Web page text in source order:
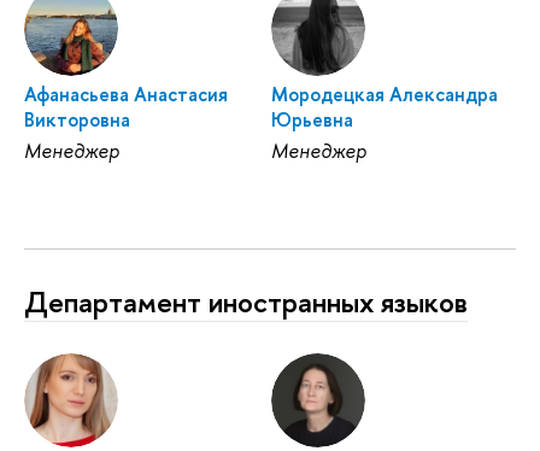
Афанасьева Анастасия
Викторовна
Менеджер
Мородецкая Александра
Юрьевна
Менеджер
Департамент иностранных языков